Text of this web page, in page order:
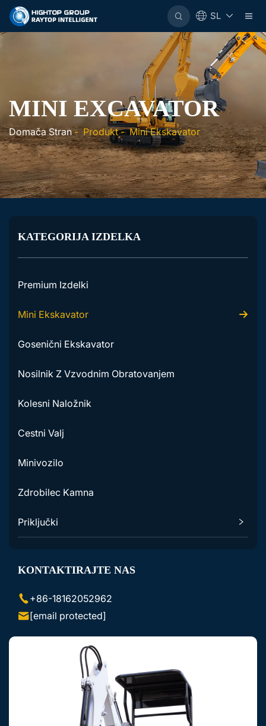
SL
MINI EXCAVATOR
Domača Stran-Produkt-Mini Ekskavator
KATEGORIJA IZDELKA
Premium Izdelki
Mini Ekskavator
Gosenični Ekskavator
Nosilnik Z Vzvodnim Obratovanjem
Kolesni Naložnik
Cestni Valj
Minivozilo
Zdrobilec Kamna
Priključki
KONTAKTIRAJTE NAS
+86-18162052962
[email protected]